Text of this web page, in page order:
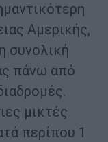
Αμερικής,
συνολική
πάνω από
μικτές
περίπου 1